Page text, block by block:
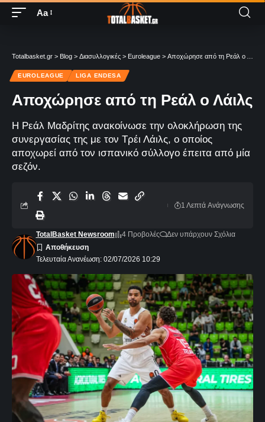
Aa
Totalbasket.gr > Blog > Διασυλλογικές > Euroleague > Αποχώρησε από τη Ρεάλ ο Λάιλς
EUROLEAGUE LIGA ENDESA
Αποχώρησε από τη Ρεάλ ο Λάιλς
Η Ρεάλ Μαδρίτης ανακοίνωσε την ολοκλήρωση της
συνεργασίας της με τον Τρέι Λάιλς, ο οποίος
αποχωρεί από τον ισπανικό σύλλογο έπειτα από μία
σεζόν.
Τελευταία Ανανέωση: 02/07/2026 10:29
TotalBasket Newsroom 4 Προβολές Δεν υπάρχουν Σχόλια
1 Λεπτά Aνάγνωσης